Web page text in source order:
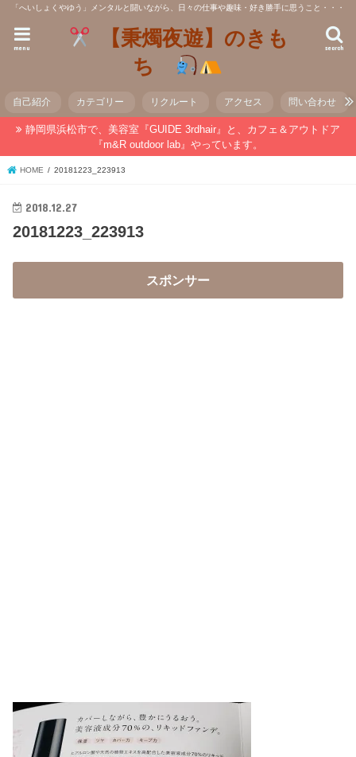
「へいしょくやゆう」メンタルと闘いながら、日々の仕事や趣味・好き勝手に思うこと・・・
【秉燭夜遊】のきも
ち
search
menu
自己紹介 カテゴリー リクルート アクセス 問い合わせ
静岡県浜松市で、美容室『GUIDE 3rdhair』と、カフェ＆アウトドア
『m&R outdoor lab』やっています。
HOME 20181223_223913
2018.12.27
20181223_223913
スポンサー